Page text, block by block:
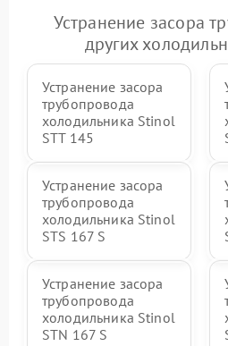
Устранение засора
других
Устранение засора
трубопровода
холодильника Stinol
STT 145
Устранение засора
трубопровода
холодильника Stinol
STS 167 S
Устранение засора
трубопровода
холодильника Stinol
STN 167 S